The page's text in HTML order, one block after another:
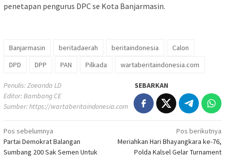
penetapan pengurus DPC se Kota Banjarmasin.
Banjarmasin beritadaerah beritaindonesia
Calon
DPD
DPP PAN Pilkada wartaberitaindonesia.com
Penulis: Zoeanda LD
Editor: Bambang CE
Sumber:https://wartaberitaindonesia.com
SEBARKAN
Navigasi
pos
Pos sebelumnya
Partai Demokrat Balangan
Sumbang 200 Sak Semen Untuk
Pos berikutnya
Meriahkan Hari Bhayangkara ke-76,
Polda Kalsel Gelar Turnament